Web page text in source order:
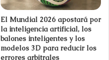
El Mundial 2026 apostará por
la inteligencia artificial, los
balones inteligentes y los
modelos 3D para reducir los
errores arbitrales